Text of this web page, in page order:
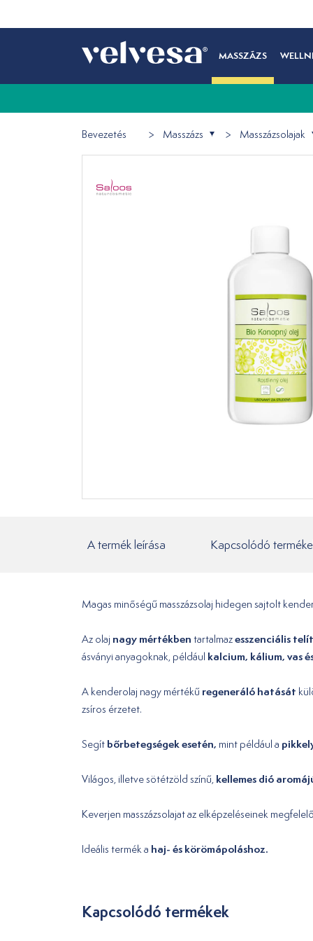
MASSZÁZS
Bevezetés Masszázs Masszázsolajak
A termék leírása Kapcsolódó
Magas minőségű masszázsolaj hidegen sajtolt
Az olaj nagy mértékben tartalmazesszenciális
ásványi anyagoknak, például kalcium, kálium, vas
A kenderolaj nagy mértékű regeneráló hatását
zsíros érzetet.
Segít bőrbetegségek esetén, mint például a
Világos, illetve sötétzöld színű, kellemes dió
Keverjen masszázsolajat az elképzeléseinek
Ideális termék a haj- és körömápoláshoz.
Kapcsolódó termékek